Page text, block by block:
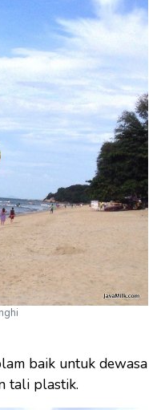
baik untuk dewasa
tali plastik.